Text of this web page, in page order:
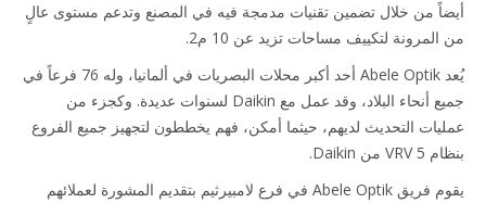
أيضاً من خلال تضمين تقنيات مدمجة فيه في المصنع وتدعم مستوى عالٍ
من المرونة لتكييف مساحات تزيد عن 10 م2.
يُعد Abele Optik أحد أكبر محلات البصريات في ألمانيا، وله 76 فرعاً في
جميع أنحاء البلاد، وقد عمل مع Daikin لسنوات عديدة. وكجزء من
عمليات التحديث لديهم، حيثما أمكن، فهم يخططون لتجهيز جميع الفروع
بنظام VRV 5 من Daikin.
يقوم فريق Abele Optik في فرع لامبيرثيم بتقديم المشورة لعملائهم